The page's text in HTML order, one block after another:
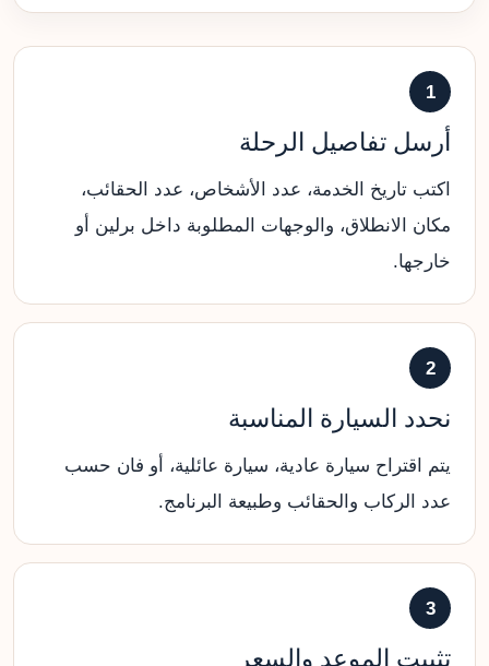
1
أرسل تفاصيل الرحلة
اكتب تاريخ الخدمة، عدد الأشخاص، عدد الحقائب،
مكان الانطلاق، والوجهات المطلوبة داخل برلين أو
خارجها.
2
نحدد السيارة المناسبة
يتم اقتراح سيارة عادية، سيارة عائلية، أو فان حسب
عدد الركاب والحقائب وطبيعة البرنامج.
3
تثبيت الموعد والسعر